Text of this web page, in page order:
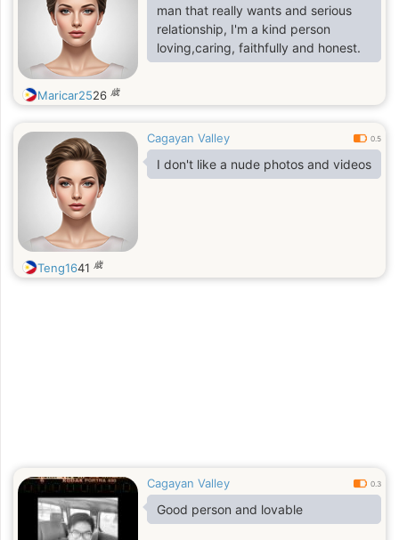
man that really wants and serious
relationship, I'm a kind person
loving,caring, faithfully and honest.
Maricar2526 歳
Cagayan Valley 0.5
I don't like a nude photos and videos
Teng1641 歳
Cagayan Valley 0.3
Good person and lovable